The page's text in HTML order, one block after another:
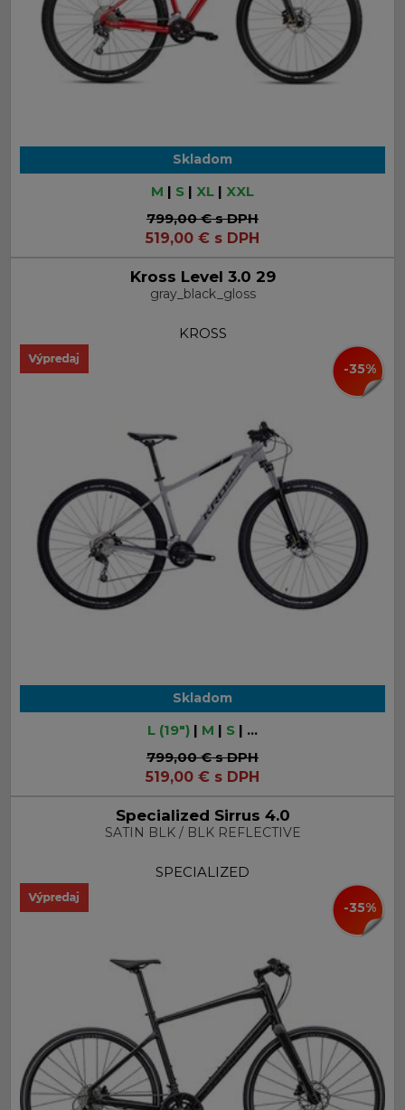
Skladom
M | S | XL | XXL
799,00 €s DPH
519,00 € s DPH
Kross Level 3.0 29
gray_black_gloss
KROSS
-35%
Skladom
L (19") | M | S | ...
799,00 €s DPH
519,00 € s DPH
Specialized Sirrus 4.0
SATIN BLK / BLK REFLECTIVE
SPECIALIZED
-35%